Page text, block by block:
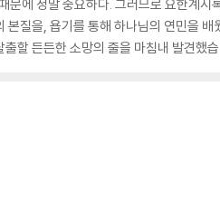
에 정말 중요하다. 그러므로 요한계
질을, 욥기를 통해 하나님의 연민을
할 든든한 소망의 줄을 마침내 발견했